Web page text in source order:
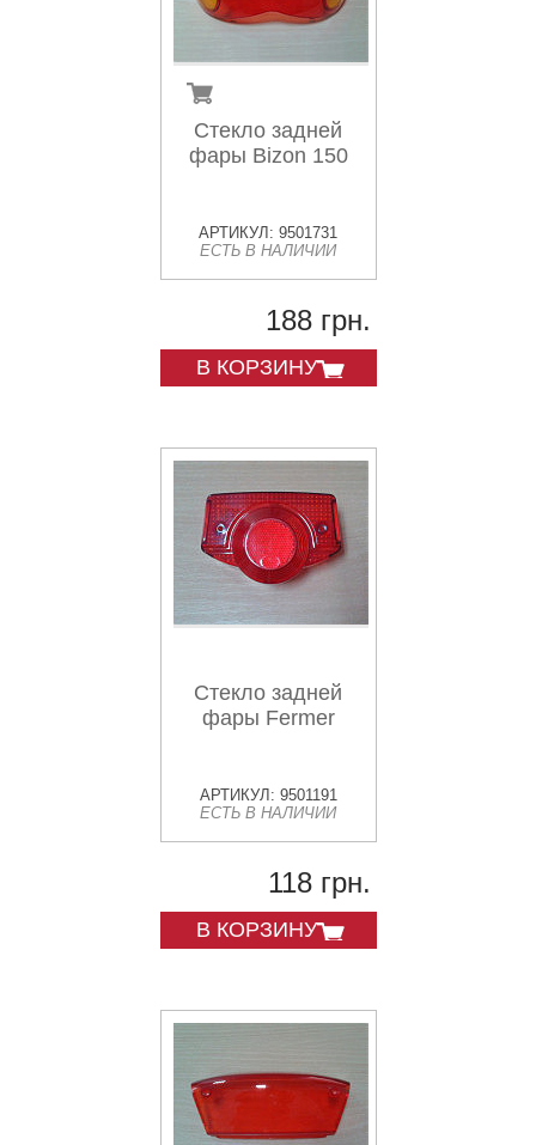
Стекло задней
фары Bizon 150
АРТИКУЛ: 9501731
ЕСТЬ В НАЛИЧИИ
188 грн.
В КОРЗИНУ
Стекло задней
фары Fermer
АРТИКУЛ: 9501191
ЕСТЬ В НАЛИЧИИ
118 грн.
В КОРЗИНУ